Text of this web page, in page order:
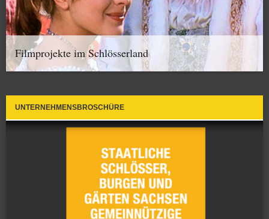
Filmprojekte im Schlösserland
UNTERNEHMENSBROSCHÜRE